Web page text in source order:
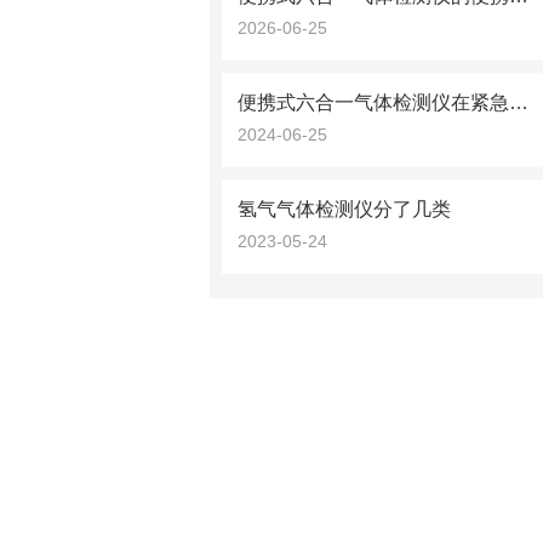
2026-06-25
便携式六合一气体检测仪在紧急响应中的应用分析
2024-06-25
氢气气体检测仪分了几类
2023-05-24